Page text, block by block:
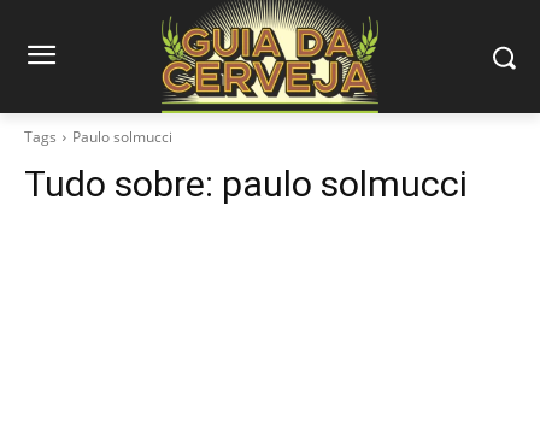
Tags Paulo solmucci
Tudo sobre: paulo solmucci